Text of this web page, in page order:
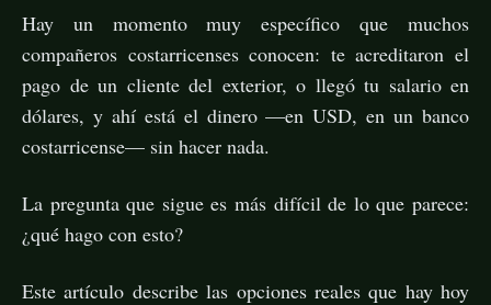
Hay un momento muy específico que muchos
compañeros costarricenses conocen: te acreditaron el
pago de un cliente del exterior, o llegó tu salario en
dólares, y ahí está el dinero —en USD, en un banco
costarricense— sin hacer nada.
La pregunta que sigue es más difícil de lo que parece:
¿qué hago con esto?
Este artículo describe las opciones reales que hay hoy